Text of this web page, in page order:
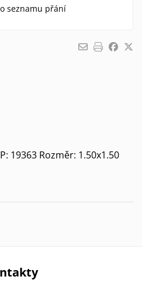
seznamu přání
19363 Rozměr: 1.50x1.50